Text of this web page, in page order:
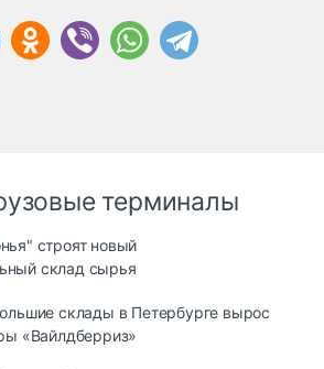
терминалы
строят новый
склад сырья
склады в Петербурге вырос
«Вайлдберриз»